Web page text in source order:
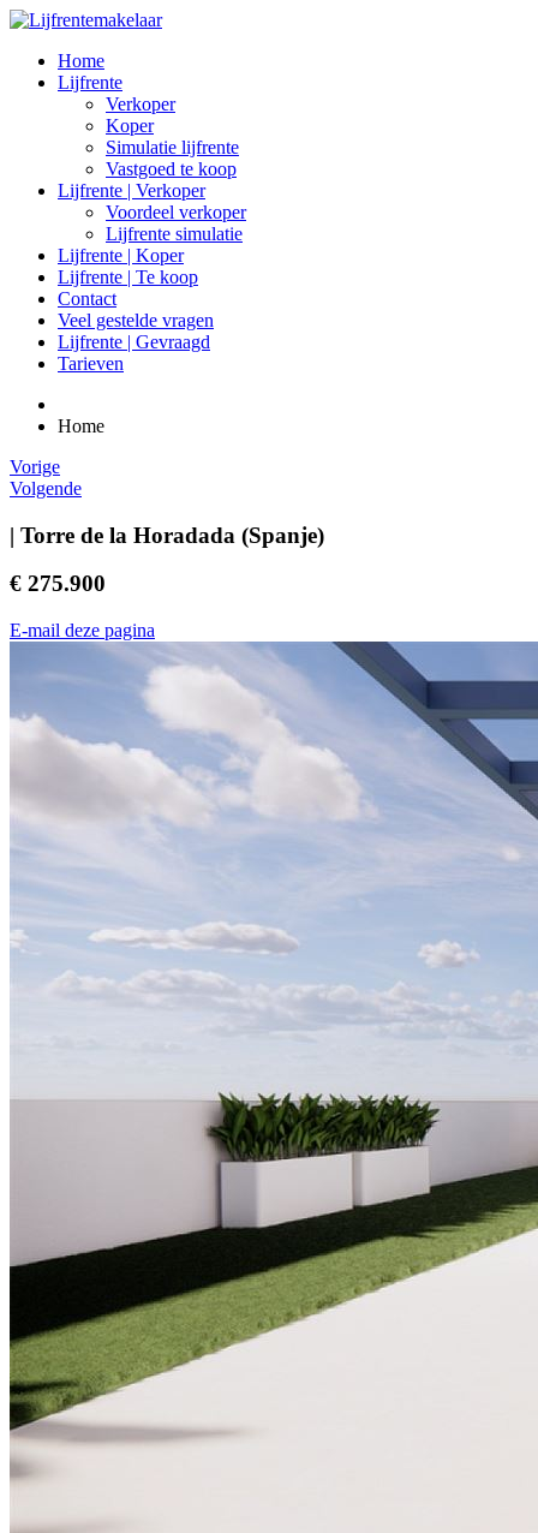
Home
Lijfrente
Verkoper
Koper
Simulatie lijfrente
Vastgoed te koop
Lijfrente | Verkoper
Voordeel verkoper
Lijfrente simulatie
Lijfrente | Koper
Lijfrente | Te koop
Contact
Veel gestelde vragen
Lijfrente | Gevraagd
Tarieven
Home
Vorige
Volgende
| Torre de la Horadada (Spanje)
€ 275.900
E-mail deze pagina